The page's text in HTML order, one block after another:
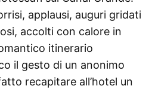
applausi, auguri gridati
accolti con calore in
itinerario
il gesto di un anonimo
recapitare all’hotel un